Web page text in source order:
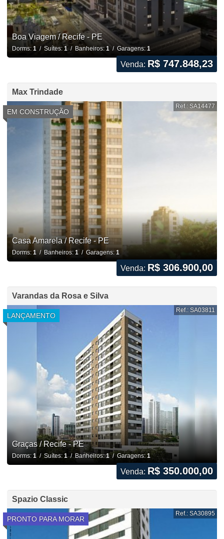
Boa Viagem / Recife - PE
Dorms: 1/ Suítes: 1/ Banheiros: 1/ Garagens: 1
Venda: R$ 747.848,23
Max Trindade
EM CONSTRUÇÃO
Ref.: SA14477
Casa Amarela / Recife - PE
Dorms: 1 / Banheiros: 1 / Garagens: 1
Venda: R$ 306.900,00
Varandas da Rosa e Silva
LANÇAMENTO
Ref.: SA03811
Graças / Recife - PE
Dorms: 1/ Suítes: 1/ Banheiros:1/ Garagens: 1
Venda: R$ 350.000,00
Spazio Classic
PRONTO PARA MORAR
Ref.: SA30895